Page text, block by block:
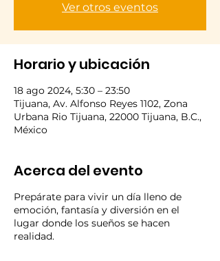
Ver otros eventos
Horario y ubicación
18 ago 2024, 5:30 – 23:50
Tijuana, Av. Alfonso Reyes 1102, Zona
Urbana Rio Tijuana, 22000 Tijuana, B.C.,
México
Acerca del evento
Prepárate para vivir un día lleno de
emoción, fantasía y diversión en el
lugar donde los sueños se hacen
realidad.